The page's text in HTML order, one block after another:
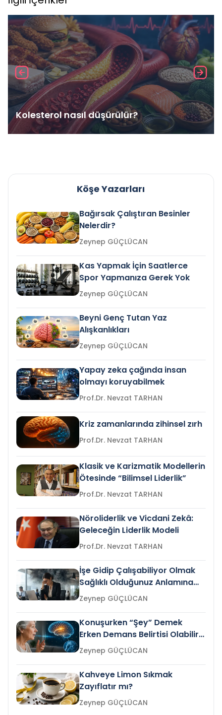
Kolesterol nasıl düşürülür?
Köşe Yazarları
Bağırsak Çalıştıran Besinler
Nelerdir?
Zeynep GÜÇLÜCAN
Kas Yapmak İçin Saatlerce
Spor Yapmanıza Gerek Yok
Zeynep GÜÇLÜCAN
Beyni Genç Tutan Yaz
Alışkanlıkları
Zeynep GÜÇLÜCAN
Yapay zeka çağında insan
olmayı koruyabilmek
Prof.Dr. Nevzat TARHAN
Kriz zamanlarında zihinsel zırh
Prof.Dr. Nevzat TARHAN
Klasik ve Karizmatik Modellerin
Ötesinde “Bilimsel Liderlik”
Prof.Dr. Nevzat TARHAN
Nöroliderlik ve Vicdani Zekâ:
Geleceğin Liderlik Modeli
Prof.Dr. Nevzat TARHAN
İşe Gidip Çalışabiliyor Olmak
Sağlıklı Olduğunuz Anlamına
Gelir mi?Zeynep GÜÇLÜCAN
Konuşurken “Şey” Demek
Erken Demans Belirtisi Olabilir
mi?
Zeynep GÜÇLÜCAN
Kahveye Limon Sıkmak
Zayıflatır mı?
Zeynep GÜÇLÜCAN